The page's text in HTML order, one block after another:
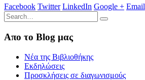
Facebook Twitter LinkedIn Google + Email
Απο το Blog μας
Νέα της Βιβλιοθήκης
Εκδηλώσεις
Προσκλήσεις σε διαγωνισμούς